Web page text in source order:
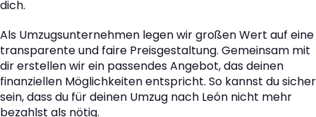
dich.
Als Umzugsunternehmen legen wir großen Wert auf eine
transparente und faire Preisgestaltung. Gemeinsam mit
dir erstellen wir ein passendes Angebot, das deinen
finanziellen Möglichkeiten entspricht. So kannst du sicher
sein, dass du für deinen Umzug nach León nicht mehr
bezahlst als nötig.